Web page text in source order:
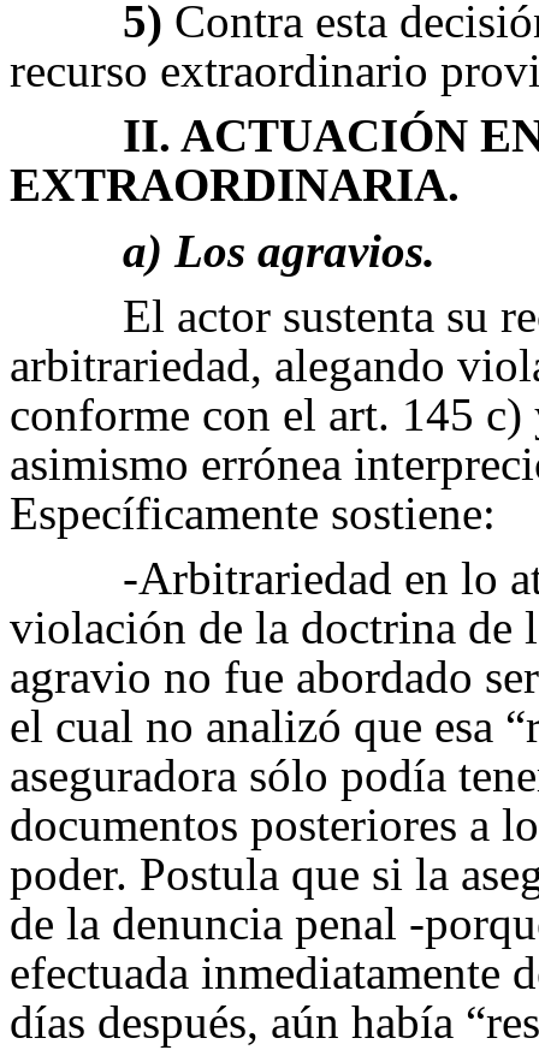
5) Contra esta
recurso extraordinario
II. ACTUACIÓN
EXTRAORDINARIA.
a) Los agravios.
El actor sustenta su
arbitrariedad, alegando
conforme con el art. 145
asimismo errónea
Específicamente sostiene:
-Arbitrariedad en lo
violación de la doctrina de
agravio no fue abordado
el cual no analizó que esa
aseguradora sólo podía
documentos posteriores a
poder. Postula que si la
de la denuncia penal -
efectuada inmediatamente
días después, aún había